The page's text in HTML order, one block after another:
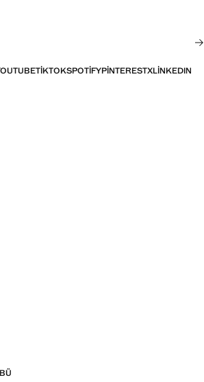
TIKTOKSPOTIFYPINTERESTXLINKEDIN